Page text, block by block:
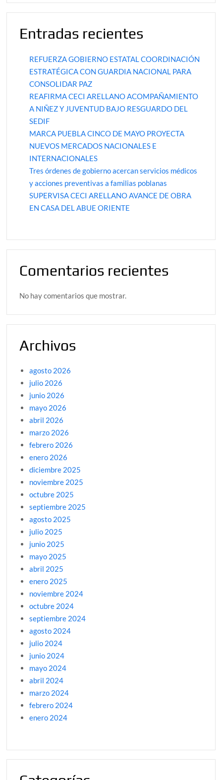
Entradas recientes
REFUERZA GOBIERNO ESTATAL COORDINACIÓN
ESTRATÉGICA CON GUARDIA NACIONAL PARA
CONSOLIDAR PAZ
REAFIRMA CECI ARELLANO ACOMPAÑAMIENTO
A NIÑEZ Y JUVENTUD BAJO RESGUARDO DEL
SEDIF
MARCA PUEBLA CINCO DE MAYO PROYECTA
NUEVOS MERCADOS NACIONALES E
INTERNACIONALES
Tres órdenes de gobierno acercan servicios médicos
y acciones preventivas a familias poblanas
SUPERVISA CECI ARELLANO AVANCE DE OBRA
EN CASA DEL ABUE ORIENTE
Comentarios recientes
No hay comentarios que mostrar.
Archivos
agosto 2026
julio 2026
junio 2026
mayo 2026
abril 2026
marzo 2026
febrero 2026
enero 2026
diciembre 2025
noviembre 2025
octubre 2025
septiembre 2025
agosto 2025
julio 2025
junio 2025
mayo 2025
abril 2025
enero 2025
noviembre 2024
octubre 2024
septiembre 2024
agosto 2024
julio 2024
junio 2024
mayo 2024
abril 2024
marzo 2024
febrero 2024
enero 2024